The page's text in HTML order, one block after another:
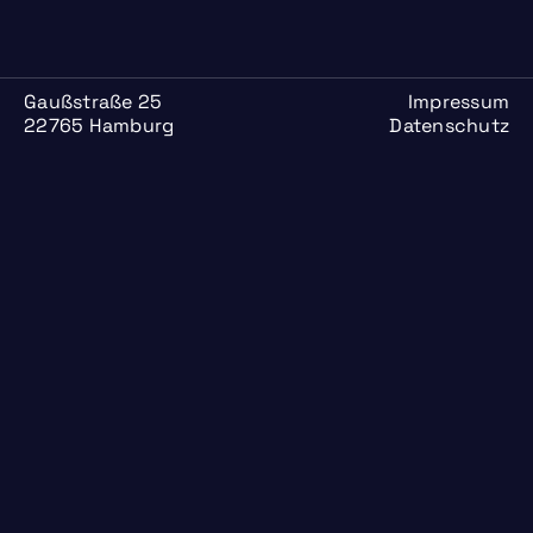
Gaußstraße 25
22765 Hamburg
Impressum
Datenschutz